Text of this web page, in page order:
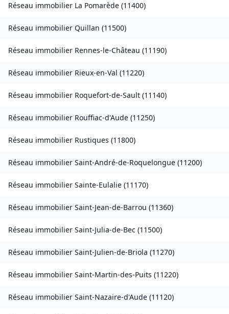
Réseau immobilier La Pomarède (11400)
Réseau immobilier Quillan (11500)
Réseau immobilier Rennes-le-Château (11190)
Réseau immobilier Rieux-en-Val (11220)
Réseau immobilier Roquefort-de-Sault (11140)
Réseau immobilier Rouffiac-d'Aude (11250)
Réseau immobilier Rustiques (11800)
Réseau immobilier Saint-André-de-Roquelongue (11200)
Réseau immobilier Sainte-Eulalie (11170)
Réseau immobilier Saint-Jean-de-Barrou (11360)
Réseau immobilier Saint-Julia-de-Bec (11500)
Réseau immobilier Saint-Julien-de-Briola (11270)
Réseau immobilier Saint-Martin-des-Puits (11220)
Réseau immobilier Saint-Nazaire-d'Aude (11120)